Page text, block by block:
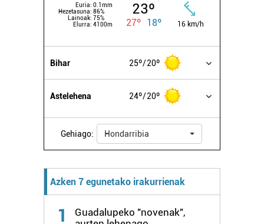
Euria: 0.1mm
Hezetasuna: 86%
Lainoak: 75%
Elurra: 4100m
23º
27º 18º 16 km/h
Bihar 25º 20º
Astelehena 24º 20º
Gehiago: Hondarribia
Azken 7 egunetako irakurrienak
1
Guadalupeko "novenak",